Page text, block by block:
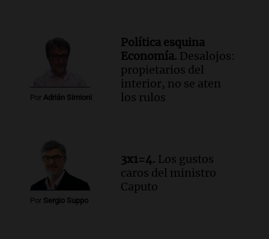
Audio.El Tesoro Nacional captura 12
billones de pesos y genera excedente de
liquidez de 4 billones
Panorama Federal
según San Ignacio de Loyola
Panorama Federal
Episodios
Audio.Tormentas y filtraciones: "El
agua entra por donde menos
Por Adrián Simioni
Política esquina
Economía. Desalojos:
propietarios del
interior, no se aten
los rulos
Por Sergio Suppo
3x1=4. Los gustos
caros del ministro
Caputo